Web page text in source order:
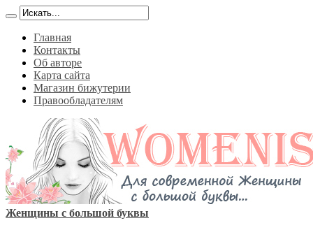
Главная
Контакты
Об авторе
Карта сайта
Магазин бижутерии
Правообладателям
Женщины с большой буквы